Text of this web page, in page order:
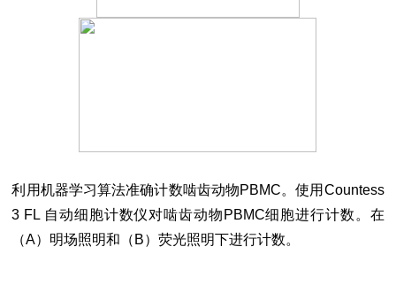
利用机器学习算法准确计数啮齿动物PBMC。使用Countess
3 FL 自动细胞计数仪对啮齿动物PBMC细胞进行计数。在
（A）明场照明和（B）荧光照明下进行计数。